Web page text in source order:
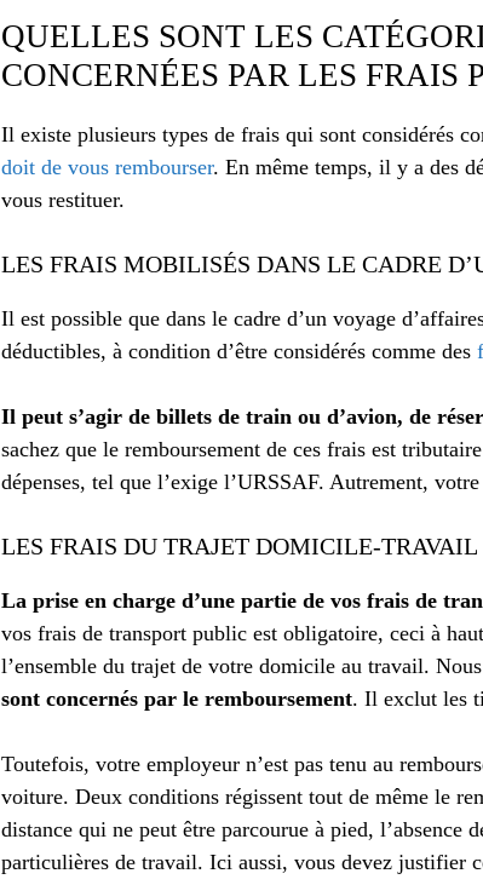
QUELLES SONT LES
CONCERNÉES PAR LES FRAIS
Il existe plusieurs types de frais qui sont considérés
doit de vous rembourser. En même temps, il y a des
vous restituer.
LES FRAIS MOBILISÉS DANS LE CADRE
Il est possible que dans le cadre d’un voyage
déductibles, à condition d’être considérés comme des
Il peut s’agir de billets de train ou d’avion, de
sachez que le remboursement de ces frais est
dépenses, tel que l’exige l’URSSAF. Autrement,
LES FRAIS DU TRAJET DOMICILE-TRAVAIL
La prise en charge d’une partie de vos frais de
vos frais de transport public est obligatoire, ceci à
l’ensemble du trajet de votre domicile au travail.
sont concernés par le remboursement. Il exclut les
Toutefois, votre employeur n’est pas tenu au
voiture. Deux conditions régissent tout de même le
distance qui ne peut être parcourue à pied, l’absence
particulières de travail. Ici aussi, vous devez justifier